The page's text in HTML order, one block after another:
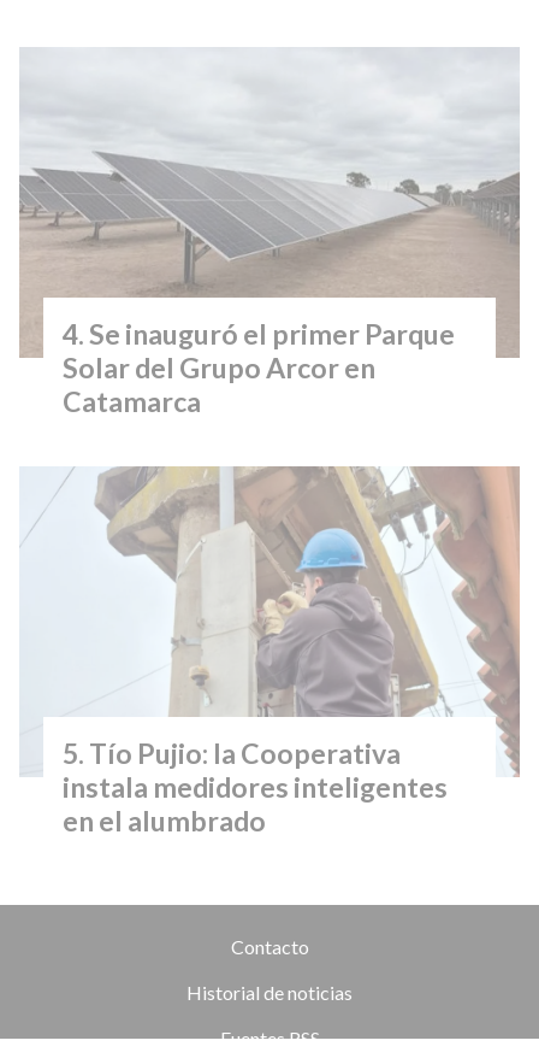
Se inauguró el primer Parque
Solar del Grupo Arcor en
Catamarca
Tío Pujio: la Cooperativa
instala medidores inteligentes
en el alumbrado
Contacto
Historial de noticias
Fuentes RSS